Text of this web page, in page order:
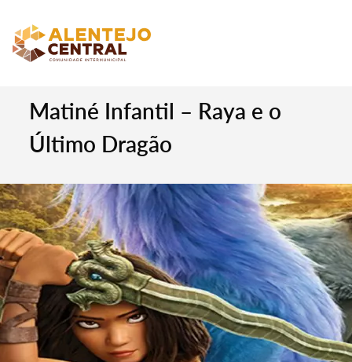
Matiné Infantil – Raya e o
Último Dragão